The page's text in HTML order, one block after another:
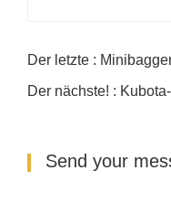
Der letzte :
Der nächste! :
Send your